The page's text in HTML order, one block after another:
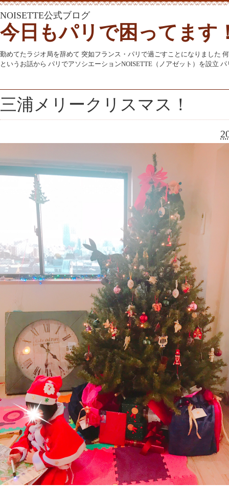
NOISETTE公式ブログ
今日もパリで困ってます
勤めてたラジオ局を辞めて 突如フランス・パリで過ごすことになりました
というお話から パリでアソシエーションNOISETTE（ノアゼット）を設立
三浦メリークリスマス！